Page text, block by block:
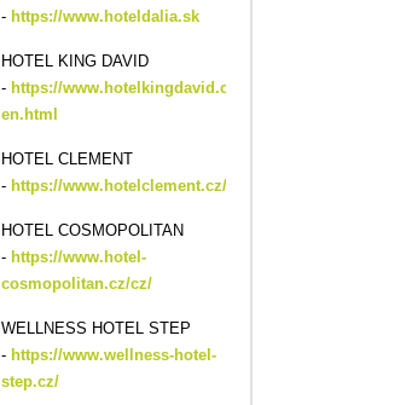
- https://www.hoteldalia.sk
HOTEL KING DAVID
- https://www.hotelkingdavid.cz/default-
en.html
HOTEL CLEMENT
- https://www.hotelclement.cz/cs/default.html
HOTEL COSMOPOLITAN
- https://www.hotel-
cosmopolitan.cz/cz/
WELLNESS HOTEL STEP
- https://www.wellness-hotel-
step.cz/